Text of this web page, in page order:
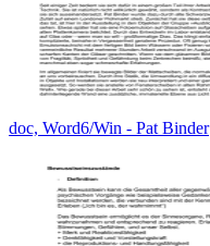
doc, Word6/Win - Pat Binder